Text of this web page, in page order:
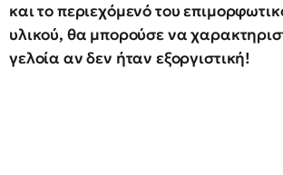
και το περιεχόμενό του
υλικού, θα μπορούσε να
γελοία αν δεν ήταν εξοργιστική!